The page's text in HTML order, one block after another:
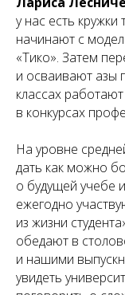
у нас есть
начинают с
«Тико». Затем
и осваивают азы
классах
в конкурсах
На уровне
дать как можно
о будущей учебе
ежегодно
из жизни
обедают в
и нашими
увидеть